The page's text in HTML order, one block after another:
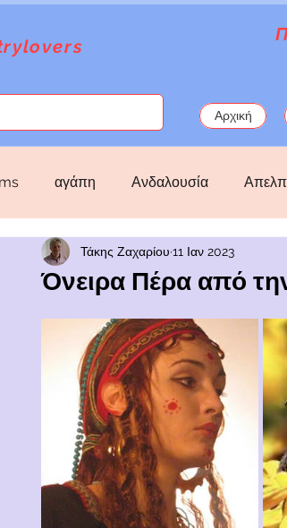
Αρχική
αγάπη Ανδαλουσία
Θάνατος Θεός
Κύπρου πόλεμος Πολιτικά
Όνειρα Πέρα από
Τάκης Ζαχαρίου 11 Ιαν 2023